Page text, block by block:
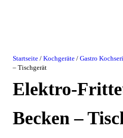
Startseite /Kochgeräte /Gastro
– Tischgerät
Elektro-
Becken –